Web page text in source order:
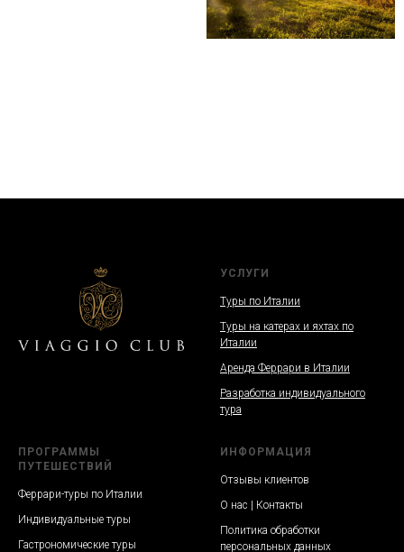
УСЛУГИ
Туры по Италии
Туры на катерах и яхтах по
Италии
Аренда Феррари в Италии
Разработка индивидуального
тура
ПРОГРАММЫ
ПУТЕШЕСТВИЙ
Феррари-туры по Италии
Индивидуальные туры
Гастрономические туры
ИНФОРМАЦИЯ
Отзывы клиентов
О нас | Контакты
Политика обработки
персональных данных